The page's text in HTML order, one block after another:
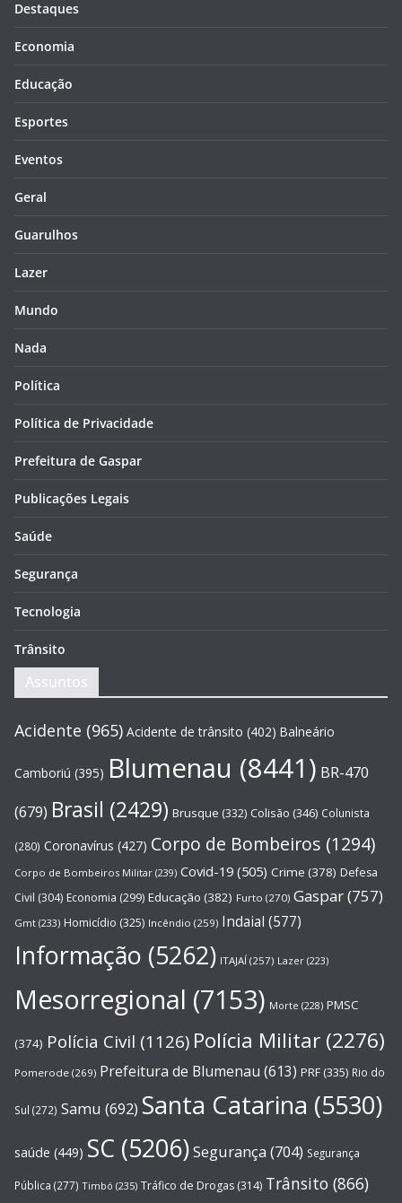
Destaques
Economia
Educação
Esportes
Eventos
Geral
Guarulhos
Lazer
Mundo
Nada
Política
Política de Privacidade
Prefeitura de Gaspar
Publicações Legais
Saúde
Segurança
Tecnologia
Trânsito
Assuntos
Acidente (965) Acidente de trânsito (402) Balneário
Camboriú (395) Blumenau (8441) BR-470
(679) Brasil (2429) Brusque (332) Colisão (346) Colunista
(280) Coronavírus (427) Corpo de Bombeiros (1294)
Corpo de Bombeiros Militar (239) Covid-19 (505) Crime (378) Defesa
Civil (304) Economia (299) Educação (382) Furto (270) Gaspar(757)
Gmt (233) Homicídio (325) Incêndio (259) Indaial (577)
Informação (5262) ITAJAÍ (257) Lazer (223)
Mesorregional (7153) Morte (228) PMSC
(374) Polícia Civil (1126) Polícia Militar (2276)
Pomerode (269) Prefeitura de Blumenau (613) PRF (335) Rio do
Sul (272) Samu (692) Santa Catarina (5530)
saúde (449) SC (5206)Segurança (704) Segurança
Pública (277) Timbó (235) Tráfico de Drogas (314) Trânsito (866)